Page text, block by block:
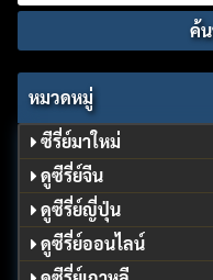
for:
หมวดหมู่
ซีรี่ย์มาใหม่
ดูซีรี่ย์จีน
ดูซีรี่ย์ญี่ปุ่น
ดูซีรี่ย์ออนไลน์